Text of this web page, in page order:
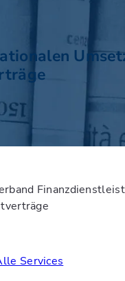
Services